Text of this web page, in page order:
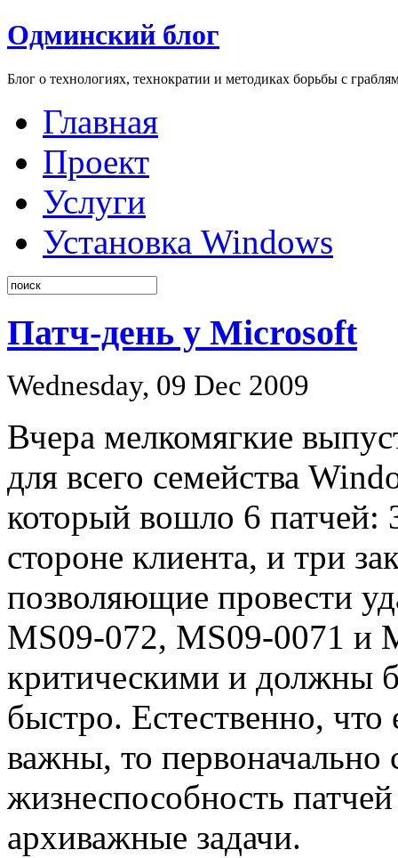
Одминский блог
Блог о технологиях, технократии и методиках борьбы с
Главная
Проект
Услуги
Установка Windows
Патч-день у Microsoft
Wednesday, 09 Dec 2009
Вчера мелкомягкие
для всего семейства
который вошло 6
стороне клиента, и три
позволяющие провести
MS09-072, MS09-0071 и
критическими и должны
быстро. Естественно,
важны, то первоначально
жизнеспособность
архиважные задачи.